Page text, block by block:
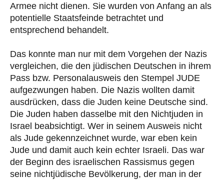
Armee nicht dienen. Sie wurden von Anfang an als
potentielle Staatsfeinde betrachtet und
entsprechend behandelt.
Das konnte man nur mit dem Vorgehen der Nazis
vergleichen, die den jüdischen Deutschen in ihrem
Pass bzw. Personalausweis den Stempel JUDE
aufgezwungen haben. Die Nazis wollten damit
ausdrücken, dass die Juden keine Deutsche sind.
Die Juden haben dasselbe mit den Nichtjuden in
Israel beabsichtigt. Wer in seinem Ausweis nicht
als Jude gekennzeichnet wurde, war eben kein
Jude und damit auch kein echter Israeli. Das war
der Beginn des israelischen Rassismus gegen
seine nichtjüdische Bevölkerung, der man in der